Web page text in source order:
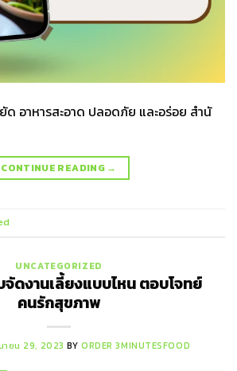
ด อาหารสะอาด ปลอดภัย และอร่อย สำนั
CONTINUE READING →
UNCATEGORIZED
ดงานเลี้ยงแบบไหน ตอบโจทย์
คนรักสุขภาพ
ายน 29, 2023 BYORDER 3MINUTESFOOD